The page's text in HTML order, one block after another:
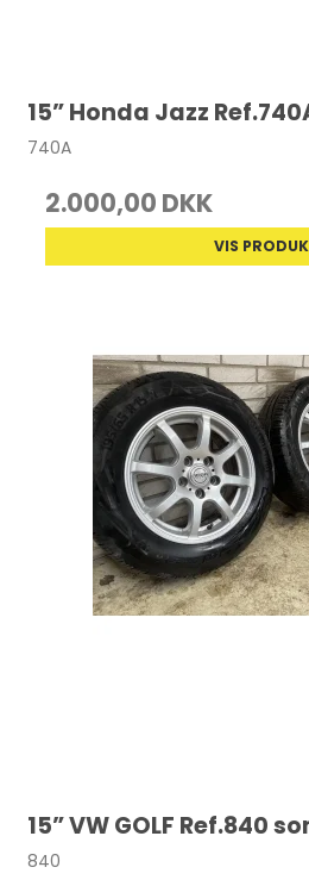
15” Honda Jazz
740A
2.000,00 DKK
VIS
15” VW GOLF Ref.840
840